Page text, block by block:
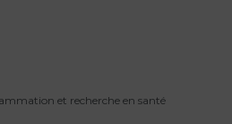
et recherche en santé